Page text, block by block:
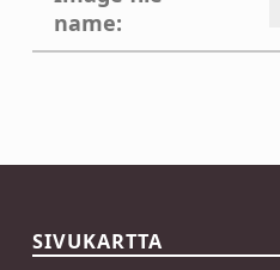
name:
SIVUKARTTA